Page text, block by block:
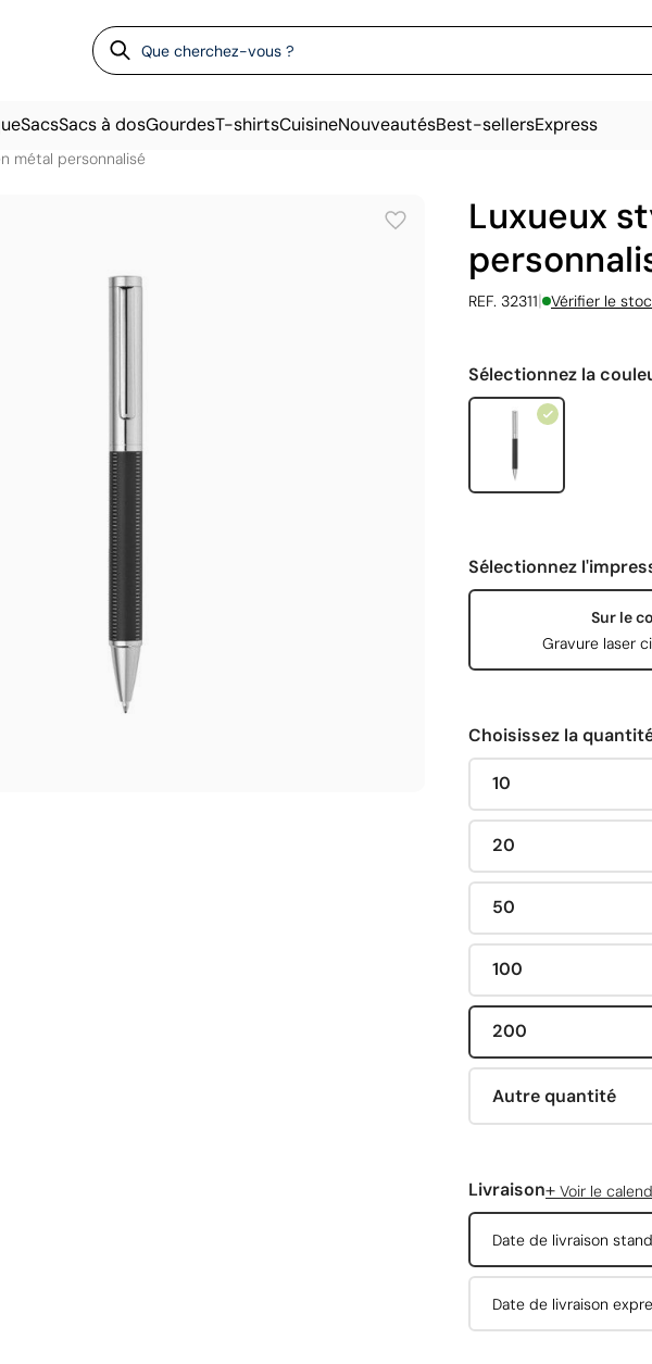
SacsSacs à dosGourdesT-shirtsCuisineNouveautésBest-sellersExpress
métal personnalisé
Luxueux
REF. 32311| Vérifier le
Sélectionnez la
Sélectionnez
Sur le
Gravure laser
Choisissez la
10
20
50
100
200
Autre quantité
Livraison+ Voir le
Date de livraison
Date de livraison